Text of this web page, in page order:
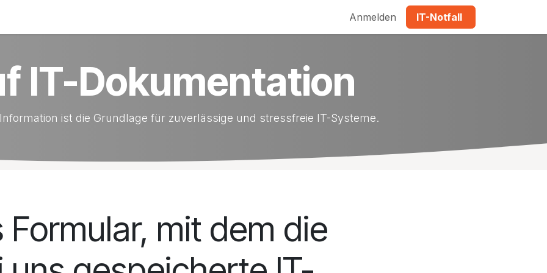
Anmelden IT-Notfall
IT-Dokumentation
ist die Grundlage für zuverlässige und stressfreie IT-Systeme.
Formular, mit dem die